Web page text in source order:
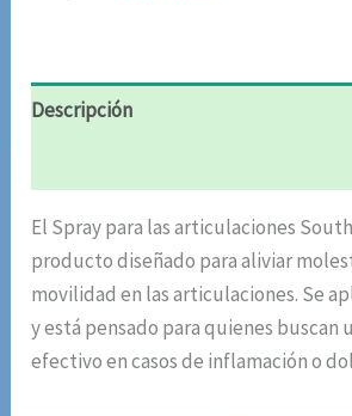
Descripción
El Spray para las articulaciones
producto diseñado para aliviar
movilidad en las articulaciones. Se
y está pensado para quienes buscan
efectivo en casos de inflamación o